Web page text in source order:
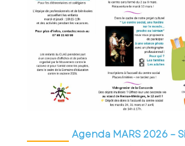
Agenda MARS 2026 –